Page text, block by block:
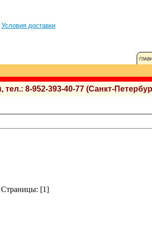
Условия доставки
8-952-393-40-77 (Санкт-
Страницы: [1]